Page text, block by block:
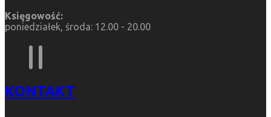
Księgowość:
poniedziałek, środa: 12.00 - 20.00
KONTAKT